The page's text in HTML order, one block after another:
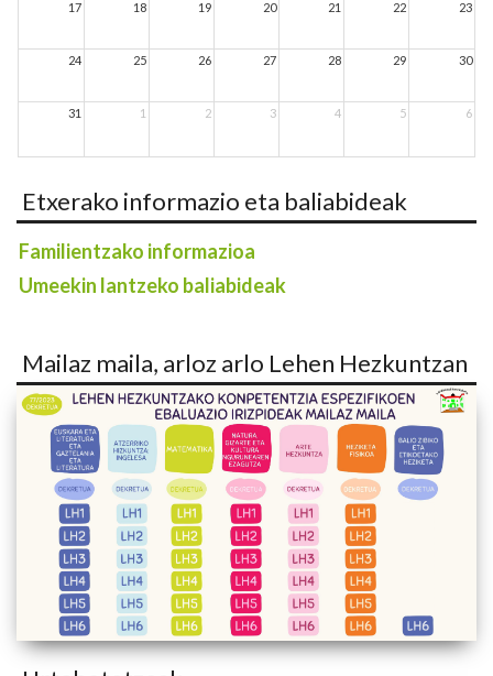
17 18 19 20 21 22 23
24 25 26 27 28 29 30
31 1 2 3 4 5 6
Etxerako informazio eta baliabideak
Familientzako informazioa
Umeekin lantzeko baliabideak
Mailaz maila, arloz arlo Lehen Hezkuntzan